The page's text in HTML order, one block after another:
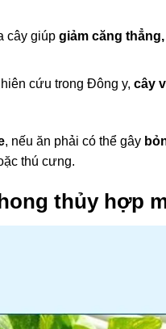
cây giúp giảm căng
cứu trong Đông y, cây
, nếu ăn phải có thể gây
thú cưng.
thủy hợp